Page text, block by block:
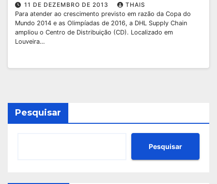
11 DE DEZEMBRO DE 2013
THAIS
Para atender ao crescimento previsto em razão da Copa do
Mundo 2014 e as Olimpíadas de 2016, a DHL Supply Chain
ampliou o Centro de Distribuição (CD). Localizado em
Louveira…
Pesquisar
Pesquisar